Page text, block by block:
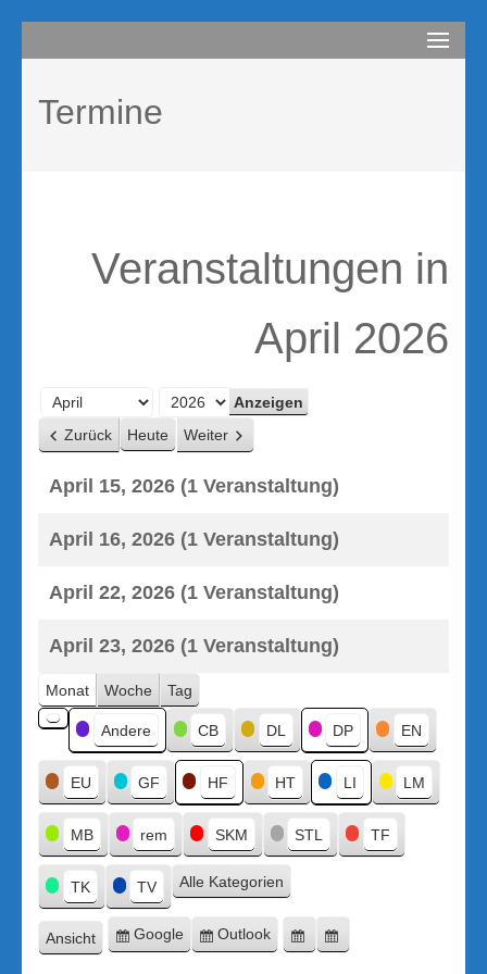
Inhalt
(Enter
drücken)
compurem
Termine
Veranstaltungen in
April 2026
Monat
Jahr
Zurück Heute Weiter
April 15, 2026 (1 Veranstaltung)
April 16, 2026 (1 Veranstaltung)
April 22, 2026 (1 Veranstaltung)
April 23, 2026 (1 Veranstaltung)
Monat Woche Tag
Kategorien
Kategorie
ohne
Titel
Andere CB DL DP EN
EU GF HF HT LI LM
MB rem SKM STL TF
TK TV Alle Kategorien
Ansicht ausdrucken
Eintragen
Google
Eintragen
Outlook
Google-